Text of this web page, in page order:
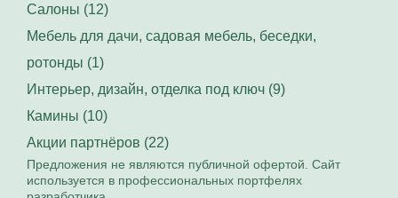
Салоны (12)
Мебель для дачи, садовая мебель, беседки,
ротонды (1)
Интерьер, дизайн, отделка под ключ (9)
Камины (10)
Акции партнёров (22)
Предложения не являются публичной офертой. Сайт
используется в профессиональных портфелях